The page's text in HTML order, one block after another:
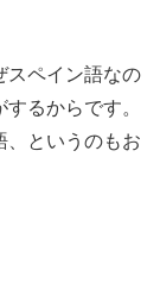
スペイン語なの
るからです。
、というのもお